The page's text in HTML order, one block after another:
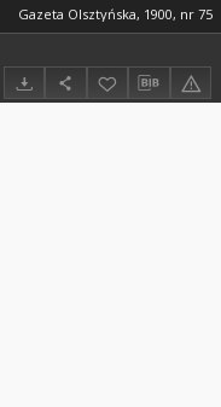
Gazeta Olsztyńska, 1900, nr 75